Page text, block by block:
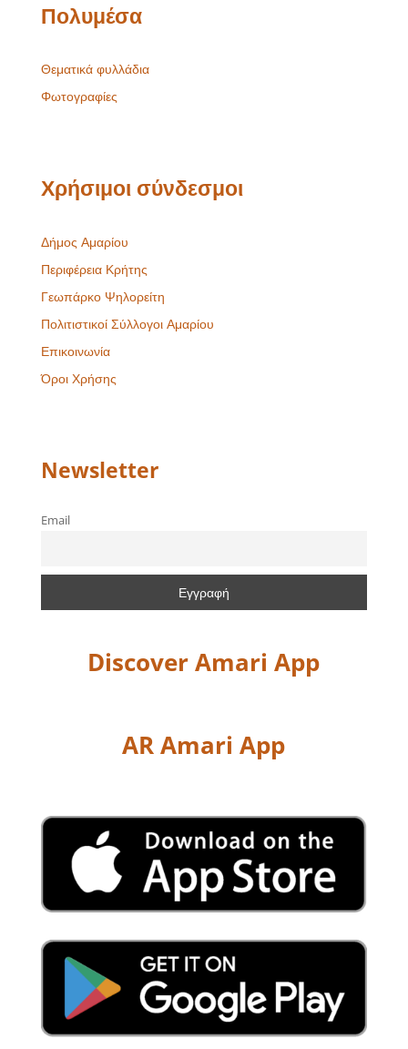
Πολυμέσα
Θεματικά φυλλάδια
Φωτογραφίες
Χρήσιμοι σύνδεσμοι
Δήμος Αμαρίου
Περιφέρεια Κρήτης
Γεωπάρκο Ψηλορείτη
Πολιτιστικοί Σύλλογοι Αμαρίου
Επικοινωνία
Όροι Χρήσης
Newsletter
Email
Discover Amari App
AR Amari App